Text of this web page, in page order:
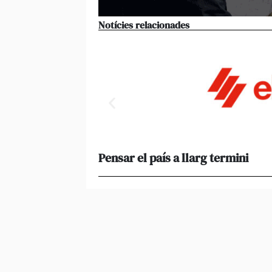
Notícies relacionades
Pensar el país a llarg termini